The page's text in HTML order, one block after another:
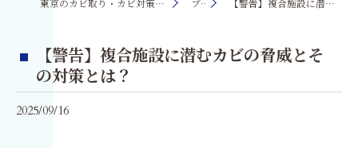
東京のカビ取り・カビ対策ならMIST工法®カビ取リフォーム ブログ 【警告】複合施設に潜むカビの脅威とその対策とは？
【警告】複合施設に潜むカビの脅威とそ
の対策とは？
2025/09/16